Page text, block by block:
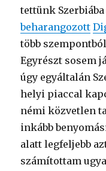
tettünk
beharangozott
több
Egyrészt sosem
úgy egyáltalán
helyi piaccal
némi közvetlen
inkább
alatt legfeljebb
számítottam